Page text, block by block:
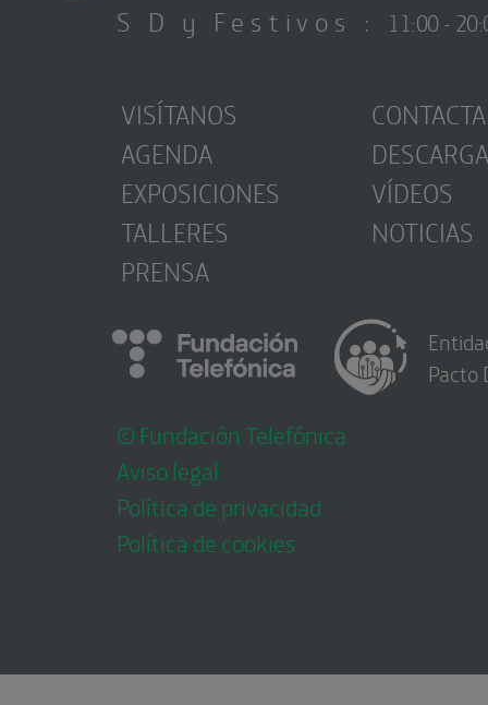
S D y Festivos : 11:00 -
VISÍTANOS
AGENDA
EXPOSICIONES
TALLERES
PRENSA
CONTACTA
VÍDEOS
NOTICIAS
© Fundación Telefónica
Aviso legal
Política de privacidad
Política de cookies
Pacto